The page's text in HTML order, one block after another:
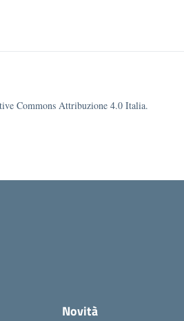
Commons Attribuzione 4.0 Italia.
Novità